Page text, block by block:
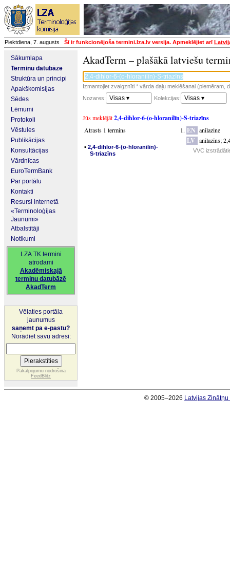
Piektdiena, 7. augusts Šī ir funkcionējoša termini.lza.lv versija. Apmeklējiet arī
Sākumlapa
Terminu datubāze
Struktūra un principi
Apakškomisijas
Sēdes
Lēmumi
Protokoli
Vēstules
Publikācijas
Konsultācijas
Vārdnīcas
EuroTermBank
Par portālu
Kontakti
Resursi internetā
«Terminoloģijas
Jaunumi»
Atbalstītāji
Notikumi
LZA TK termini
atrodami
Akadēmiskajā
terminu datubāzē
AkadTerm
Vēlaties portāla
jaunumus
saņemt pa e-pastu?
Norādiet savu adresi:
Pakalpojumu nodrošina
FeedBlitz
AkadTerm – plašākā latviešu
Izmantojiet zvaigznīti * vārda daļu meklēšanai (piemēram,
Nozares:
Visas ▾ Kolekcijas: Visas ▾
Jūs meklējāt2,4-dihlor-6-(o-hloranilīn)-S-triazīns
Atrasts 1 termins
▪ 2,4-dihlor-6-(o-hloranilīn)-
S-triazīns
EN anilazine
LV anilazīns;
VVC
© 2005–2026 Latvijas